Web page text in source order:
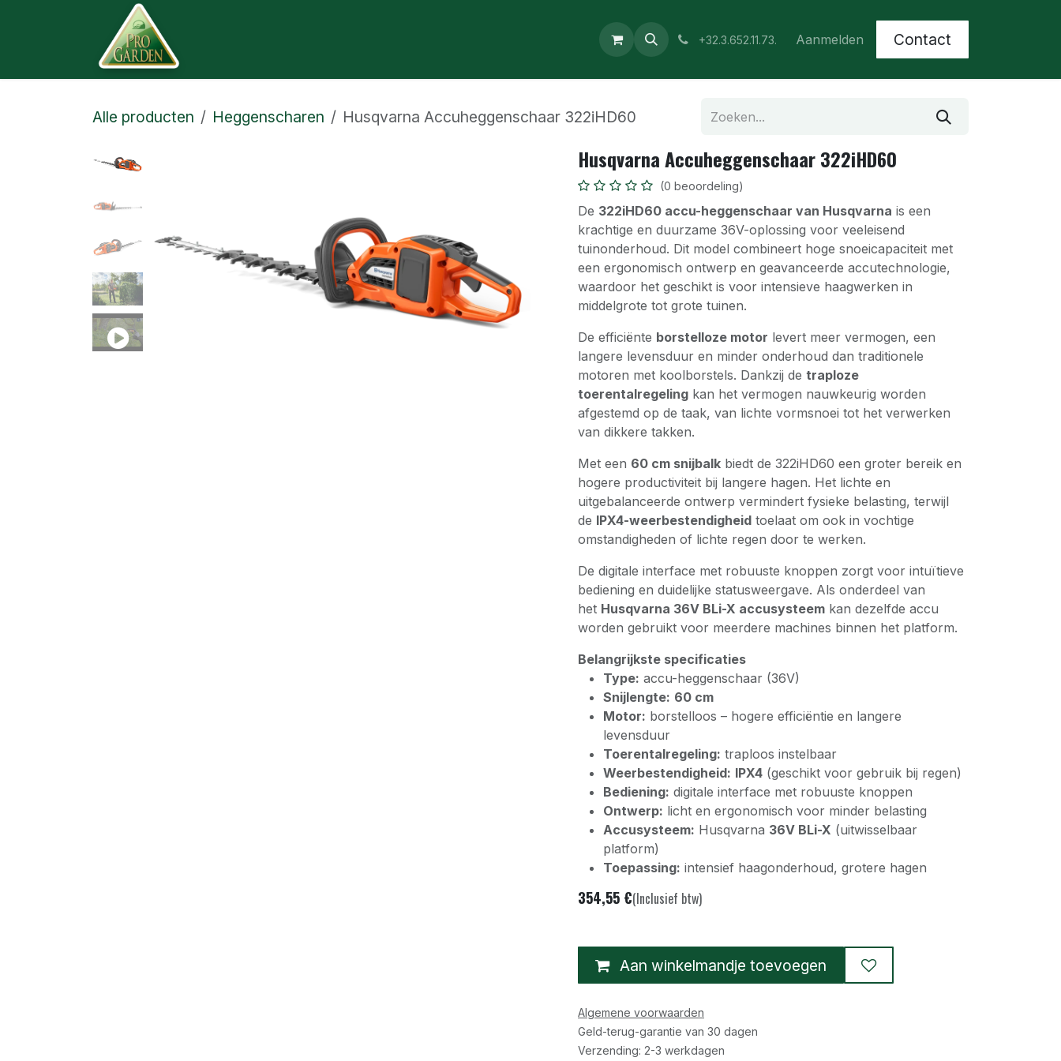
Overslaan naar inhoud
Evenementen +32.3.652.11.73. Aanmelden Contact
Alle producten Heggenscharen Husqvarna Accuheggenschaar 322iHD60
Husqvarna Accuheggenschaar 322iHD60
(0 beoordeling)
De 322iHD60 accu-heggenschaar van Husqvarna is een
krachtige en duurzame 36V-oplossing voor veeleisend
tuinonderhoud. Dit model combineert hoge snoeicapaciteit met
een ergonomisch ontwerp en geavanceerde accutechnologie,
waardoor het geschikt is voor intensieve haagwerken in
middelgrote tot grote tuinen.
De efficiënte borstelloze motor levert meer vermogen, een
langere levensduur en minder onderhoud dan traditionele
motoren met koolborstels. Dankzij de traploze
toerentalregeling kan het vermogen nauwkeurig worden
afgestemd op de taak, van lichte vormsnoei tot het verwerken
van dikkere takken.
Met een 60 cm snijbalk biedt de 322iHD60 een groter bereik en
hogere productiviteit bij langere hagen. Het lichte en
uitgebalanceerde ontwerp vermindert fysieke belasting, terwijl
de IPX4-weerbestendigheid toelaat om ook in vochtige
omstandigheden of lichte regen door te werken.
De digitale interface met robuuste knoppen zorgt voor intuïtieve
bediening en duidelijke statusweergave. Als onderdeel van
het Husqvarna 36V BLi-X accusysteem kan dezelfde accu
worden gebruikt voor meerdere machines binnen het platform.
Belangrijkste specificaties
Type: accu-heggenschaar (36V)
Snijlengte: 60 cm
Motor: borstelloos – hogere efficiëntie en langere
levensduur
Toerentalregeling: traploos instelbaar
Weerbestendigheid: IPX4 (geschikt voor gebruik bij regen)
Bediening: digitale interface met robuuste knoppen
Ontwerp: licht en ergonomisch voor minder belasting
Accusysteem: Husqvarna 36V BLi-X (uitwisselbaar
platform)
Toepassing: intensief haagonderhoud, grotere hagen
354,55 €(Inclusief btw)
Aan winkelmandje toevoegen
Algemene voorwaarden
Geld-terug-garantie van 30 dagen
Verzending: 2-3 werkdagen